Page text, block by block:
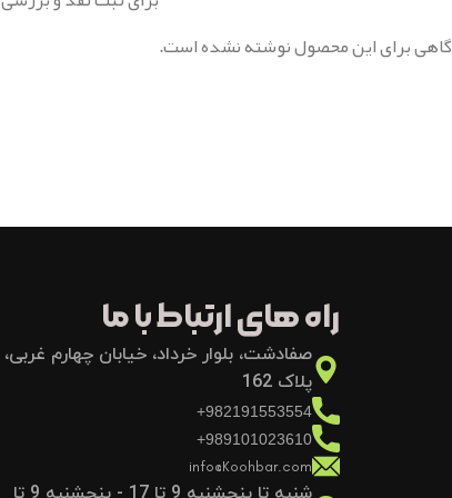
برای این محصول نوشته نشده است.
راه های ارتباط با ما
صفادشت، بلوار خرداد، خیابان چهارم غربی،
پلاک 162
982191553554+
989101023610+
info@Koohbar.com